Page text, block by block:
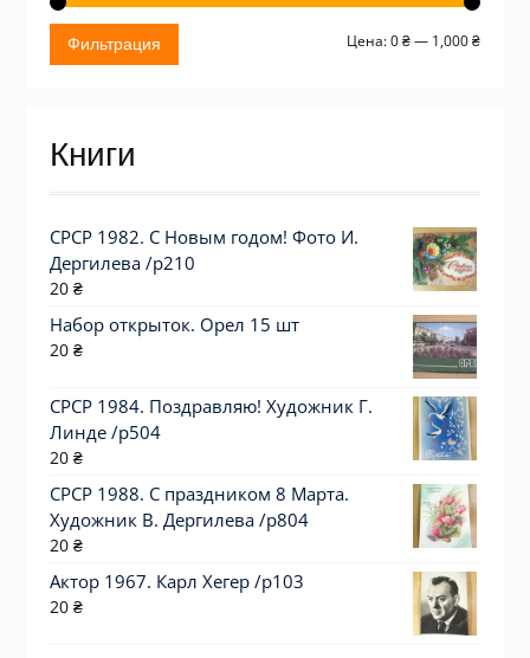
Фильтрация Цена:0 ₴— 1,000 ₴
Книги
СРСР 1982. С Новым годом! Фото И.
Дергилева /р210
20 ₴
Набор открыток. Орел 15 шт
20 ₴
СРСР 1984. Поздравляю! Художник Г.
Линде /р504
20 ₴
СРСР 1988. С праздником 8 Марта.
Художник В. Дергилева /р804
20 ₴
Актор 1967. Карл Хегер /p103
20 ₴